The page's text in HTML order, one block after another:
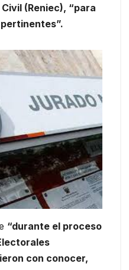
(Reniec), “para
“durante el proceso
con conocer,